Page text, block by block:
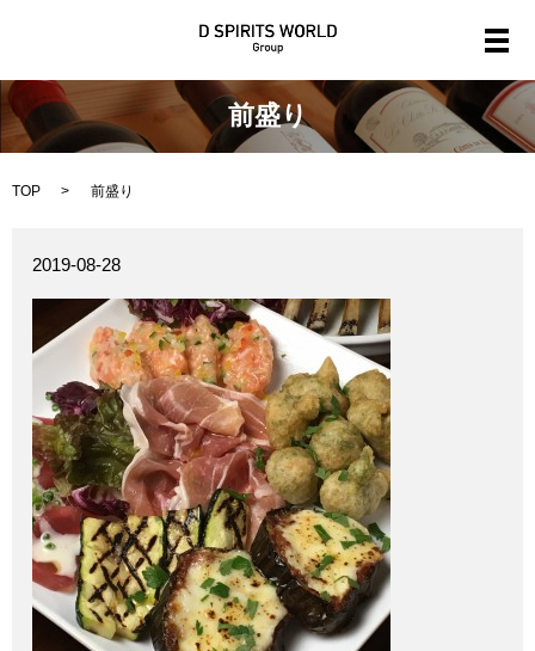
メ
前盛り
TOP 前盛り
2019-08-28